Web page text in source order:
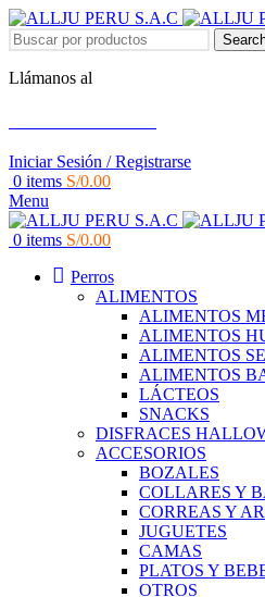
Llámanos al
Iniciar Sesión / Registrarse
0 items S/0.00
Menu
0 items S/0.00
Perros
ALIMENTOS
ALIMENTOS
ALIMENTOS
ALIMENTOS
ALIMENTOS
LÁCTEOS
SNACKS
DISFRACES
ACCESORIOS
BOZALES
COLLARES Y
CORREAS Y
JUGUETES
CAMAS
PLATOS Y
OTROS